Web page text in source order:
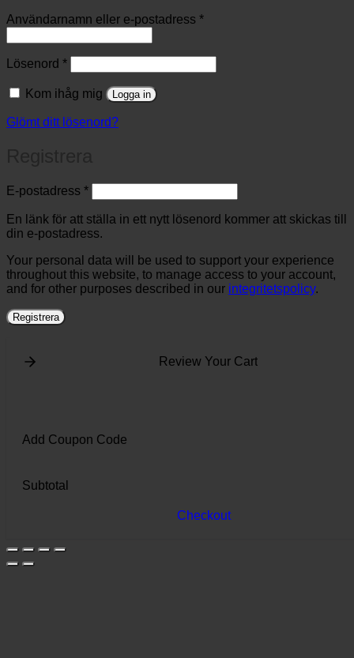
Användarnamn eller e-postadress *Obligatoriskt
Lösenord *Obligatoriskt
Kom ihåg mig Logga in
Glömt ditt lösenord?
E-postadress *Obligatoriskt
En länk för att ställa in ett nytt lösenord kommer att skickas till
din e-postadress.
Your personal data will be used to support your experience
throughout this website, to manage access to your account,
and for other purposes described in our integritetspolicy.
Registrera
Review Your Cart
Add Coupon Code
Subtotal
Checkout